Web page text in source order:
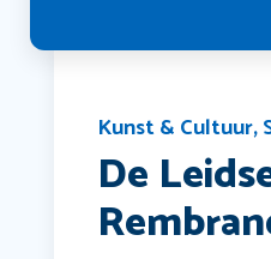
Kunst & Cultuur,
De